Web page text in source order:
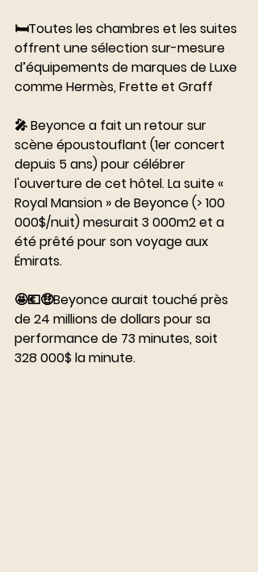
🛏Toutes les chambres et les suites
offrent une sélection sur-mesure
d’équipements de marques de Luxe
comme Hermès, Frette et Graff
🎤 Beyonce a fait un retour sur
scène époustouflant (1er concert
depuis 5 ans) pour célébrer
l'ouverture de cet hôtel. La suite «
Royal Mansion » de Beyonce (> 100
000$/nuit) mesurait 3 000m2 et a
été prêté pour son voyage aux
Émirats.
🤩💶🤑Beyonce aurait touché près
de 24 millions de dollars pour sa
performance de 73 minutes, soit
328 000$ la minute.